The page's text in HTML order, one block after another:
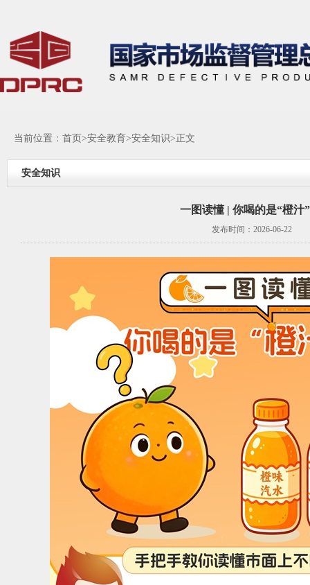
当前位置： 首页 >安全教育>安全知识>正文
安全知识
一图读懂 | 你喝的是“橙汁
发布时间：2026-06-22